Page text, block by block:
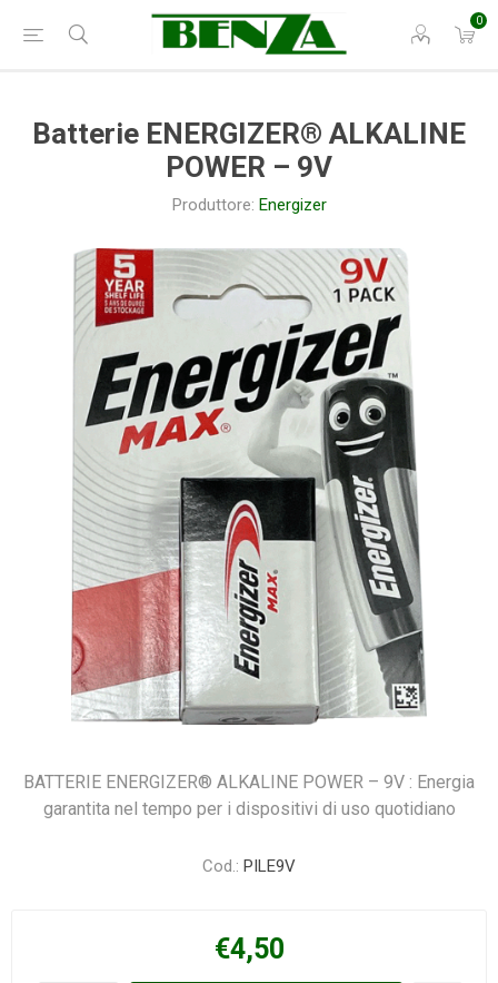
0
Batterie ENERGIZER® ALKALINE
POWER – 9V
Produttore: Energizer
BATTERIE ENERGIZER® ALKALINE POWER – 9V : Energia
garantita nel tempo per i dispositivi di uso quotidiano
Cod.: PILE9V
€4,50